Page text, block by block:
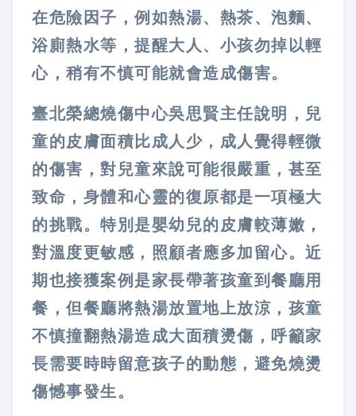
在危險因子，例如熱湯、熱茶、泡麵、
浴廁熱水等，提醒大人、小孩勿掉以輕
心，稍有不慎可能就會造成傷害。
臺北榮總燒傷中心吳思賢主任說明，兒
童的皮膚面積比成人少，成人覺得輕微
的傷害，對兒童來說可能很嚴重，甚至
致命，身體和心靈的復原都是一項極大
的挑戰。特別是嬰幼兒的皮膚較薄嫩，
對溫度更敏感，照顧者應多加留心。近
期也接獲案例是家長帶著孩童到餐廳用
餐，但餐廳將熱湯放置地上放涼，孩童
不慎撞翻熱湯造成大面積燙傷，呼籲家
長需要時時留意孩子的動態，避免燒燙
傷憾事發生。